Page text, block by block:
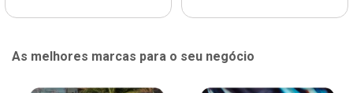
As melhores marcas para o seu negócio